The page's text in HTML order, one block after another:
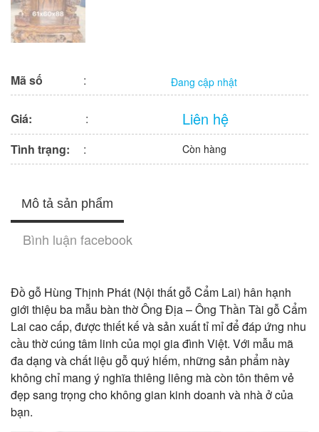
Mã số : Đang cập nhật
Giá: : Liên hệ
Tình trạng: : Còn hàng
Mô tả sản phẩm
Bình luận facebook
Đồ gỗ Hùng Thịnh Phát (Nội thất gỗ Cẩm Lai) hân hạnh
giới thiệu ba mẫu bàn thờ Ông Địa – Ông Thần Tài gỗ Cẩm
Lai cao cấp, được thiết kế và sản xuất tỉ mỉ để đáp ứng nhu
cầu thờ cúng tâm linh của mọi gia đình Việt. Với mẫu mã
đa dạng và chất liệu gỗ quý hiếm, những sản phẩm này
không chỉ mang ý nghĩa thiêng liêng mà còn tôn thêm vẻ
đẹp sang trọng cho không gian kinh doanh và nhà ở của
bạn.